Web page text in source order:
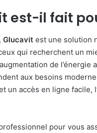
est-il fait
Glucavit est une solution
qui recherchent un
de l’énergie
aux besoins
un accès en ligne facile,
pour vous